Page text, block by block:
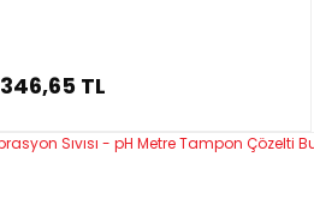
346,65 TL